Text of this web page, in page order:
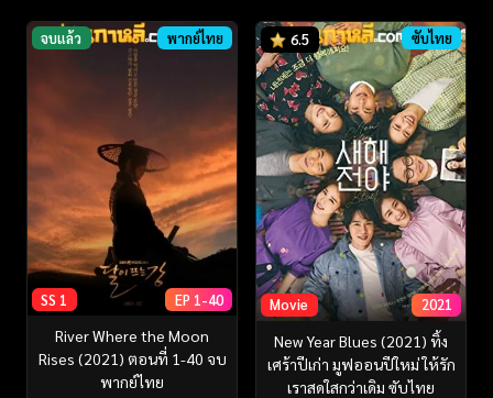
จบแล้ว พากย์ไทย
SS 1 EP 1-40
River Where the Moon
Rises (2021) ตอนที่ 1-40 จบ
พากย์ไทย
6.5 ซับไทย
Movie 2021
New Year Blues (2021) ทิ้ง
เศร้าปีเก่า มูฟออนปีใหม่ ให้รัก
เราสดใสกว่าเดิม ซับไทย